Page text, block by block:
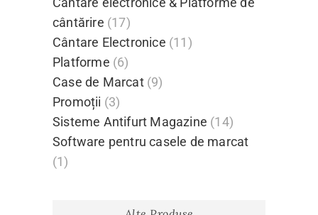
cântărire (17)
Cântare Electronice (11)
Platforme (6)
Case de Marcat (9)
Promoții (3)
Sisteme Antifurt Magazine (14)
Software pentru casele de marcat
(1)